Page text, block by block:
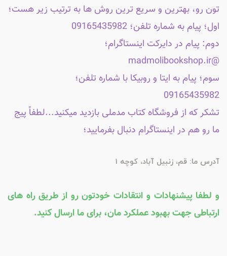
تون رو، بهترین و سریع ترین روش ها به ترتیب زیر هست؛
اول؛ پیام به شماره تلفن؛ 09165435982
دوم: پیام در دایرکت اینستاگرام؛
@madmolibookshop.ir
سوم؛ پیام به ایتا و روبیکا با شماره تلفن؛
09165435982
تشکر که از فروشگاه کتاب مدملی بازدید میکنید...لطفاً پیج
ما رو هم در اینستاگرام دنبال بفرمایید؛
آدرس ما: قم، زنبیل آباد، کوچه 1
و لطفا پیشنهادات و انتقادات خودتون رو از طریق راه های
ارتباطی جهت بهبود عملکرد مان، برای ما ارسال کنید.